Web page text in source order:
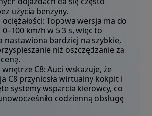
użycia benzyny.
Topowa wersja ma do
0–100 km/h w 5,3 s, więc to
nastawiona bardziej na szybkie,
niż oszczędzanie za
C8: Audi wskazuje, że
C8 przyniosła wirtualny kokpit i
systemy wsparcia kierowcy, co
codzienną obsługę